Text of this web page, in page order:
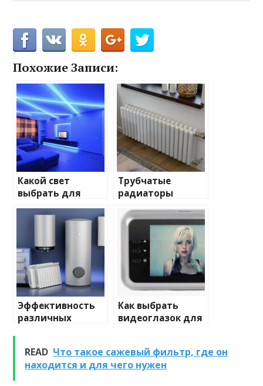
Похожие Записи:
Какой свет
выбрать для
домашнего
освещения
Трубчатые
радиаторы
отопления: виды
и характеристики
Эффективность
различных
очистке и
промывке котлов
Как выбрать
видеоглазок для
READ Что такое сажевый фильтр, где он
находится и для чего нужен